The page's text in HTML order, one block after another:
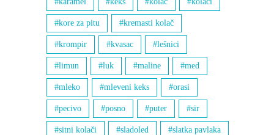
kore za pitu kremasti kolač
krompir kvasac lešnici
limun luk maline med
mleko mleveni keks orasi
pecivo posno puter sir
sitni kolači sladoled slatka pavlaka